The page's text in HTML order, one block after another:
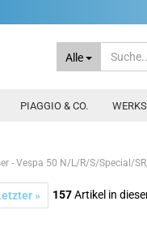
Alle
PIAGGIO & CO.
- Vespa 50 N/L/R/S/Special/
» 157Artikel in